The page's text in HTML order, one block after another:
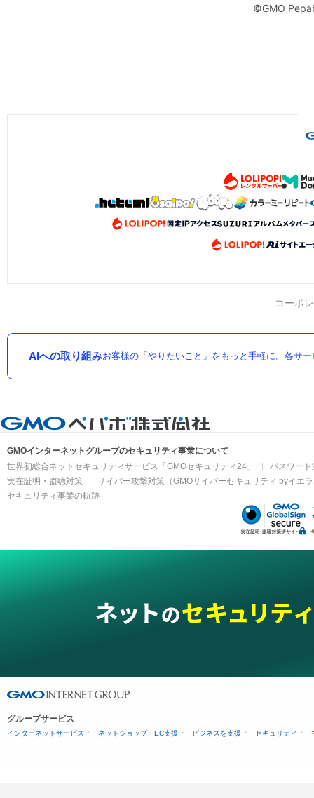
©GMO
コーポ
AIへの取り組みお客様の「やりたいこと」をもっと手軽に。各サ
GMOインターネットグループのセキュリティ事業について
世界初総合ネットセキュリティサービス「GMOセキュリティ24」
パスワー
実在証明・盗聴対策
サイバー攻撃対策（GMOサイバーセキュリティ byイエ
セキュリティ事業の軌跡
グループサービス
インターネットサービス ネットショップ・EC支援 ビジネスを支援 セキュリティ